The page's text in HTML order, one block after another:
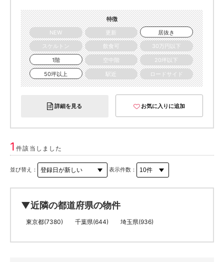
特徴
NEW
更新
居抜き
スケルトン
飲食可
30万円以下
1階
空中階
20坪以下
50坪以上
駅近 ロードサイド
詳細を見る お気に入りに追加
1件該当しました
並び替え： 表示件数：
▼近隣の都道府県の物件
東京都(7380) 千葉県(644) 埼玉県(936)